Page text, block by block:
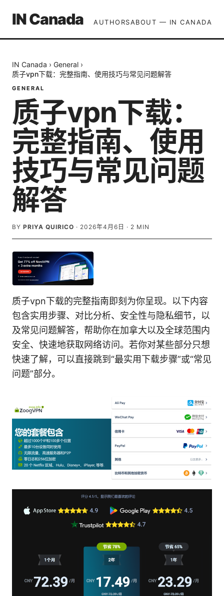
IN Canada AUTHORSABOUT — IN CANADA
IN Canada › General ›
质子vpn下载：完整指南、使用技巧与常见问题解答
GENERAL
质子vpn下载：
完整指南、使用
技巧与常见问题
解答
BY PRIYA QUIRICO · 2026年4月6日 · 2 MIN
质子vpn下载的完整指南即刻为你呈现。以下内容
包含实用步骤、对比分析、安全性与隐私细节，以
及常见问题解答，帮助你在加拿大以及全球范围内
安全、快速地获取网络访问。若你对某些部分只想
快速了解，可以直接跳到“最实用下载步骤”或“常见
问题”部分。